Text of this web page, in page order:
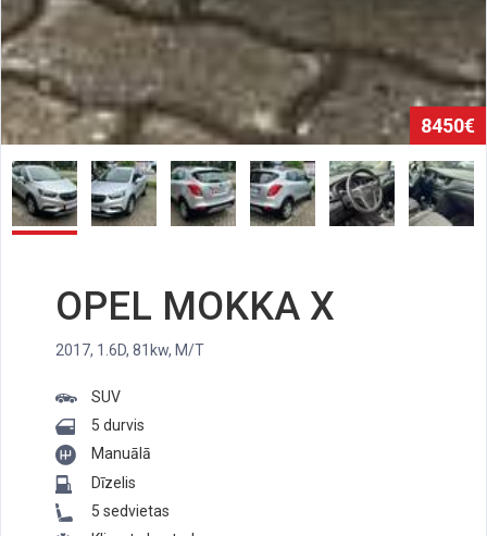
8450€
OPEL MOKKA X
2017, 1.6D, 81kw, M/T
SUV
5 durvis
Manuālā
Dīzelis
5 sedvietas